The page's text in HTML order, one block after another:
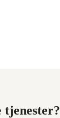
tjenester?